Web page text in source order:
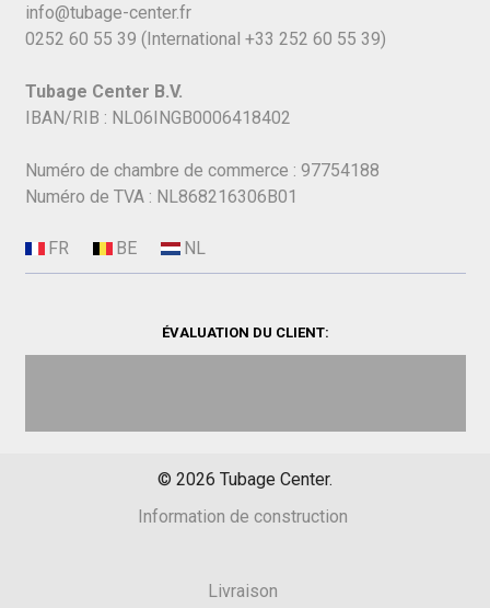
info@tubage-center.fr
0252 60 55 39 (International +33 252 60 55 39)
Tubage Center B.V.
IBAN/RIB : NL06INGB0006418402
Numéro de chambre de commerce : 97754188
Numéro de TVA : NL868216306B01
ÉVALUATION DU CLIENT:
© 2026 Tubage Center.
Information de construction
Livraison